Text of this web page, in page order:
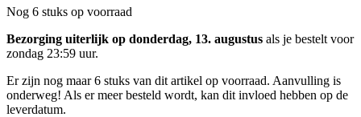
Nog 6 stuks op voorraad
Bezorging uiterlijk op donderdag, 13. augustus als je bestelt voor
zondag 23:59 uur.
Er zijn nog maar 6 stuks van dit artikel op voorraad. Aanvulling is
onderweg! Als er meer besteld wordt, kan dit invloed hebben op de
leverdatum.